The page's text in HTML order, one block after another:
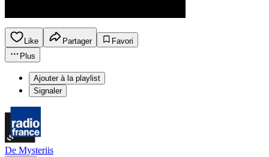
Like Partager
Favori
Plus
Ajouter à la playlist
Signaler
De Mysteriis